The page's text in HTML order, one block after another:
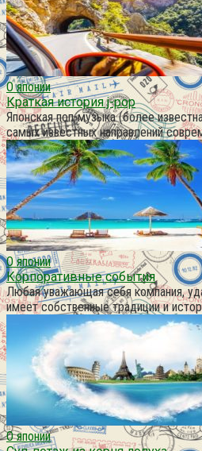
О японии
Краткая история j-pop
Японская поп-музыка (более
самых известных направлений
О японии
Корпоративные события
Любая уважающая себя компания,
имеет собственные традиции и
О японии